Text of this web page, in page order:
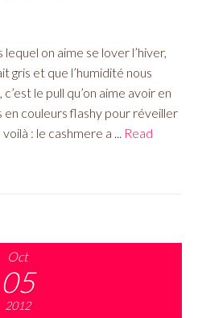
on aime se lover l’hiver,
gris et que l’humidité nous
le pull qu’on aime avoir en
en couleurs flashy pour réveiller
: le cashmere a ... Read
Oct
05
2012